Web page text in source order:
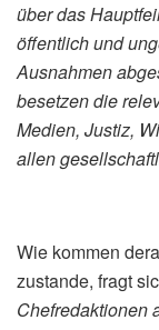
über das
öffentlich und
Ausnahmen
besetzen die
Medien, Justiz,
allen
Wie kommen
zustande, fragt
Chefredaktionen